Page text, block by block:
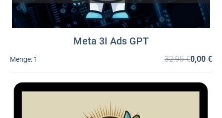
Meta 3I Ads GPT
Menge: 1 32,95 €0,00 €